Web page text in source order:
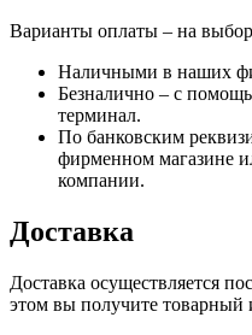
Варианты оплаты – на
Наличными в наших
Безналично – с
терминал.
По банковским
фирменном магазине
компании.
Доставка
Доставка осуществляется
этом вы получите товарный